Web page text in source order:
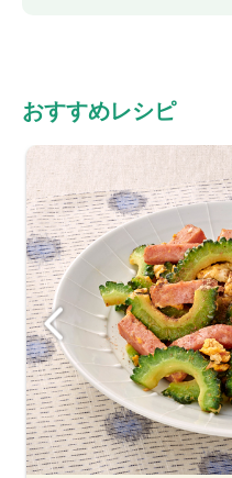
おすすめレシピ